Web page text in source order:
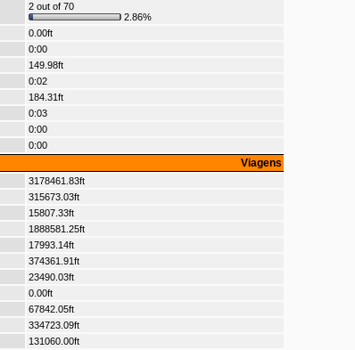
2 out of 70
2.86%
0.00ft
0:00
149.98ft
0:02
184.31ft
0:03
0:00
0:00
Viagens
3178461.83ft
315673.03ft
15807.33ft
1888581.25ft
17993.14ft
374361.91ft
23490.03ft
0.00ft
67842.05ft
334723.09ft
131060.00ft